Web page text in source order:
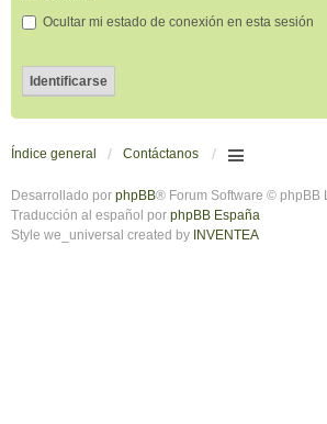
Ocultar mi estado de conexión en esta sesión
Índice general Contáctanos
Desarrollado por phpBB® Forum Software © phpBB
Traducción al español por phpBB España
Style we_universal created by INVENTEA